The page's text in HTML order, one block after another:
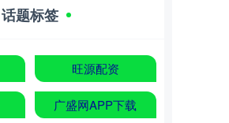
话题标签
旺源配资
广盛网APP下载